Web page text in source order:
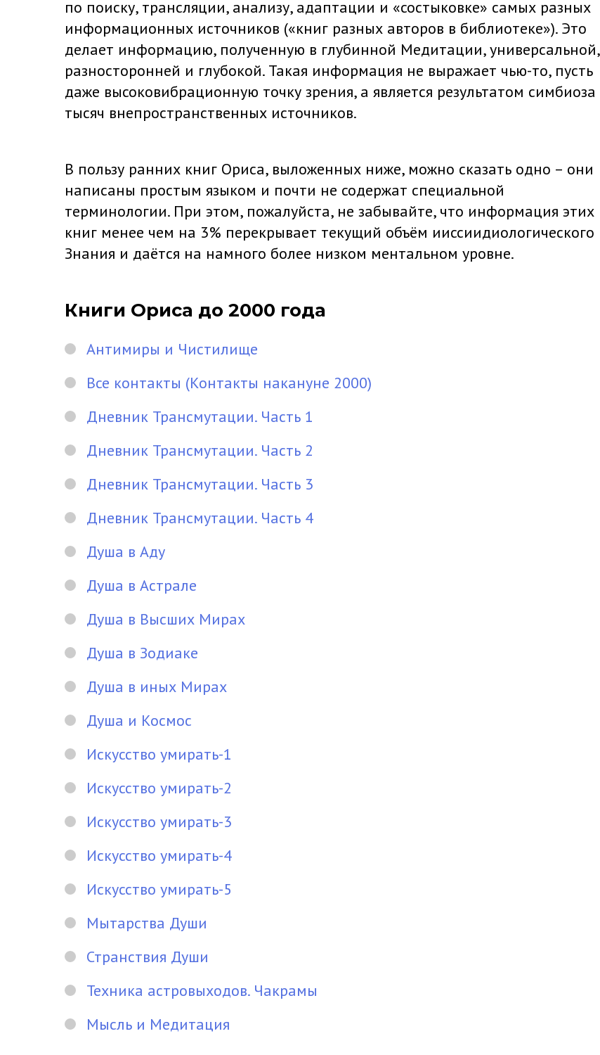
по поиску, трансляции, анализу, адаптации и «состыковке» самых разных
информационных источников («книг разных авторов в библиотеке»). Это
делает информацию, полученную в глубинной Медитации, универсальной,
разносторонней и глубокой. Такая информация не выражает чью-то, пусть
даже высоковибрационную точку зрения, а является результатом симбиоза
тысяч внепространственных источников.
В пользу ранних книг Ориса, выложенных ниже, можно сказать одно – они
написаны простым языком и почти не содержат специальной
терминологии. При этом, пожалуйста, не забывайте, что информация этих
книг менее чем на 3% перекрывает текущий объём ииссиидиологического
Знания и даётся на намного более низком ментальном уровне.
Книги Ориса до 2000 года
Антимиры и Чистилище
Все контакты (Контакты накануне 2000)
Дневник Трансмутации. Часть 1
Дневник Трансмутации. Часть 2
Дневник Трансмутации. Часть 3
Дневник Трансмутации. Часть 4
Душа в Аду
Душа в Астрале
Душа в Высших Мирах
Душа в Зодиаке
Душа в иных Мирах
Душа и Космос
Искусство умирать-1
Искусство умирать-2
Искусство умирать-3
Искусство умирать-4
Искусство умирать-5
Мытарства Души
Странствия Души
Техника астровыходов. Чакрамы
Мысль и Медитация